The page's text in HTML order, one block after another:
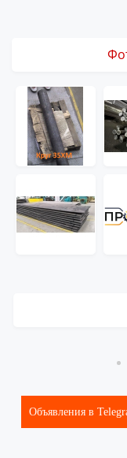
Объявления в